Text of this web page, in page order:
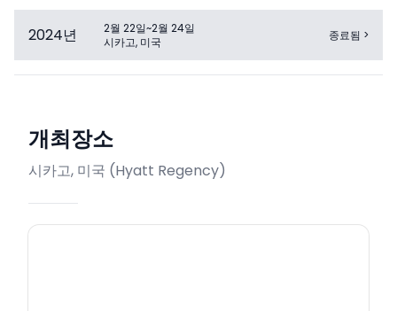
2024년
2월 22일~2월 24일
시카고, 미국
종료됨 >
개최장소
시카고, 미국 (Hyatt Regency)